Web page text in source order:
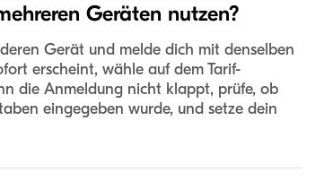
Geräten nutzen?
Gerät und melde dich mit denselben
erscheint, wähle auf dem Tarif-
die Anmeldung nicht klappt, prüfe, ob
eingegeben wurde, und setze dein